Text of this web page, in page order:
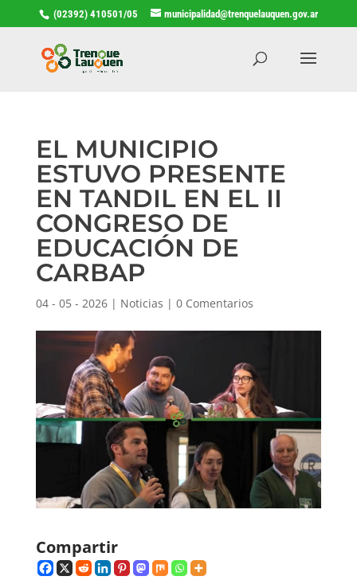
(02392) 410501/05 municipalidad@trenquelauquen.gov.ar
EL MUNICIPIO
ESTUVO PRESENTE
EN TANDIL EN EL II
CONGRESO DE
EDUCACIÓN DE
CARBAP
04 - 05 - 2026| Noticias | 0 Comentarios
Compartir